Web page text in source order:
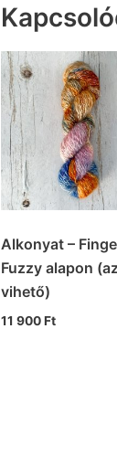
Alkonyat –
Fuzzy alapon
vihető)
11 900Ft